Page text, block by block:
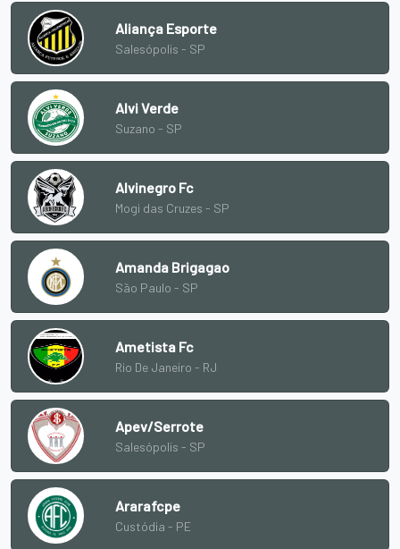
Aliança Esporte
Salesópolis - SP
Alvi Verde
Suzano - SP
Alvinegro Fc
Mogi das Cruzes - SP
Amanda Brigagao
São Paulo - SP
Ametista Fc
Rio De Janeiro - RJ
Apev/Serrote
Salesópolis - SP
Ararafcpe
Custódia - PE